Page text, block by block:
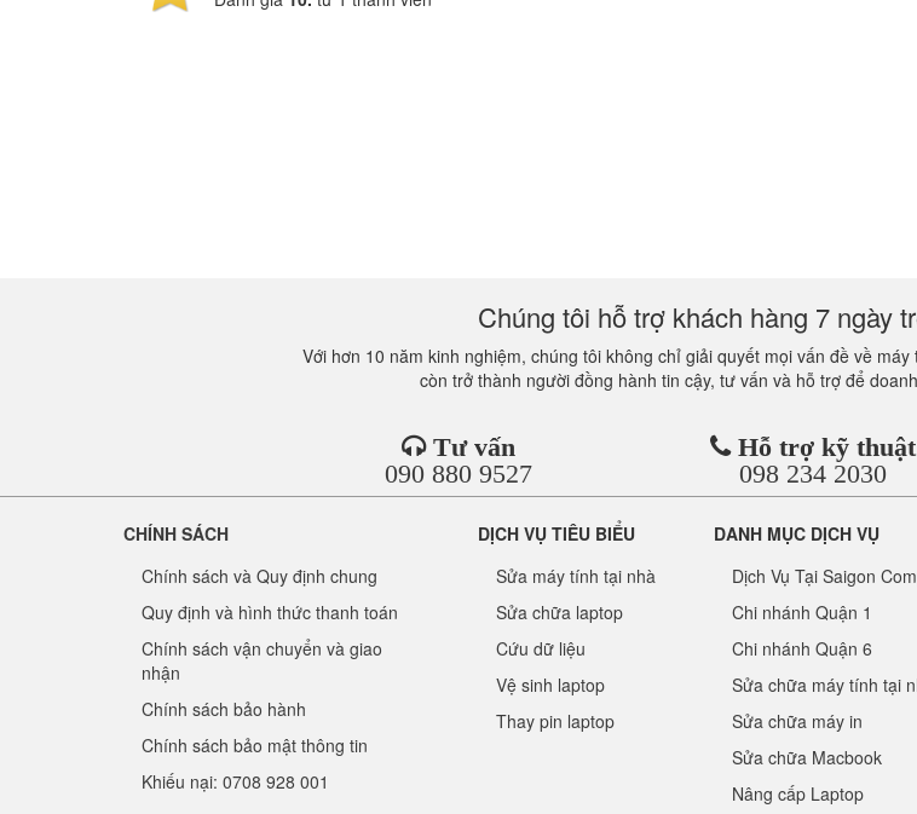
Chúng tôi hỗ trợ khách hàng 7 ngày
Với hơn 10 năm kinh nghiệm, chúng tôi không chỉ giải quyết mọi vấn đề về
còn trở thành người đồng hành tin cậy, tư vấn và hỗ trợ để
Tư vấn
090 880 9527
Hỗ trợ kỹ thuật
098 234 2030
CHÍNH SÁCH
Chính sách và Quy định chung
Quy định và hình thức thanh toán
Chính sách vận chuyển và giao
nhận
Chính sách bảo hành
Chính sách bảo mật thông tin
Khiếu nại: 0708 928 001
DỊCH VỤ TIÊU BIỂU
Sửa máy tính tại nhà
Sửa chữa laptop
Cứu dữ liệu
Vệ sinh laptop
Thay pin laptop
DANH MỤC DỊCH VỤ
Dịch Vụ Tại Saigon
Chi nhánh Quận 1
Chi nhánh Quận 6
Sửa chữa máy tính tại
Sửa chữa máy in
Sửa chữa Macbook
Nâng cấp Laptop